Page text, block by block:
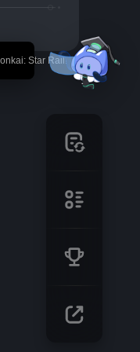
Star Rail!